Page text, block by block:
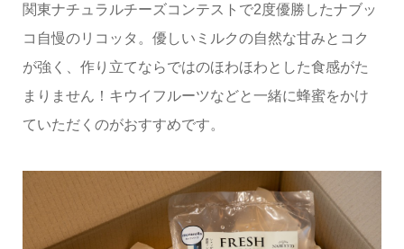
関東ナチュラルチーズコンテストで2度優勝したナブッ
コ自慢のリコッタ。優しいミルクの自然な甘みとコク
が強く、作り立てならではのほわほわとした食感がた
まりません！キウイフルーツなどと一緒に蜂蜜をかけ
ていただくのがおすすめです。